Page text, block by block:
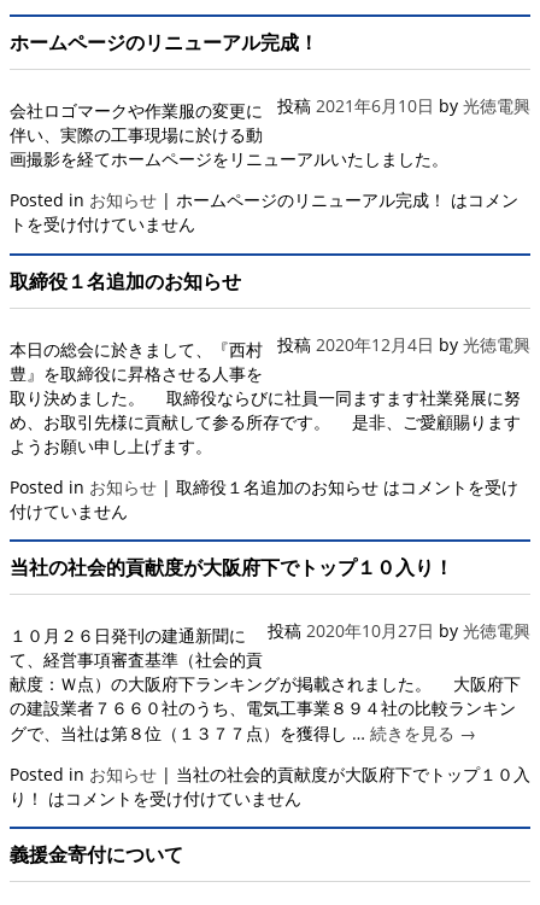
ホームページのリニューアル完成！
投稿 2021年6月10日 by 光徳電興
会社ロゴマークや作業服の変更に
伴い、実際の工事現場に於ける動
画撮影を経てホームページをリニューアルいたしました。
Posted in お知らせ | ホームページのリニューアル完成！ はコメン
トを受け付けていません
取締役１名追加のお知らせ
投稿 2020年12月4日 by 光徳電興
本日の総会に於きまして、『西村
豊』を取締役に昇格させる人事を
取り決めました。 取締役ならびに社員一同ますます社業発展に努
め、お取引先様に貢献して参る所存です。 是非、ご愛顧賜ります
ようお願い申し上げます。
Posted in お知らせ | 取締役１名追加のお知らせ はコメントを受け
付けていません
当社の社会的貢献度が大阪府下でトップ１０入り！
投稿 2020年10月27日 by 光徳電興
１０月２６日発刊の建通新聞に
て、経営事項審査基準（社会的貢
献度：Ｗ点）の大阪府下ランキングが掲載されました。 大阪府下
の建設業者７６６０社のうち、電気工事業８９４社の比較ランキン
グで、当社は第８位（１３７７点）を獲得し … 続きを見る →
Posted in お知らせ | 当社の社会的貢献度が大阪府下でトップ１０入
り！ はコメントを受け付けていません
義援金寄付について